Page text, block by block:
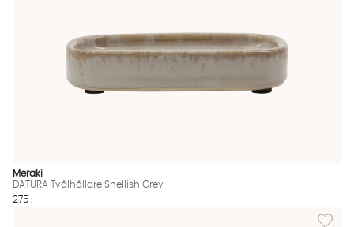
Meraki
DATURA Tvålhållare Shellish Grey
275 :-
Lägg